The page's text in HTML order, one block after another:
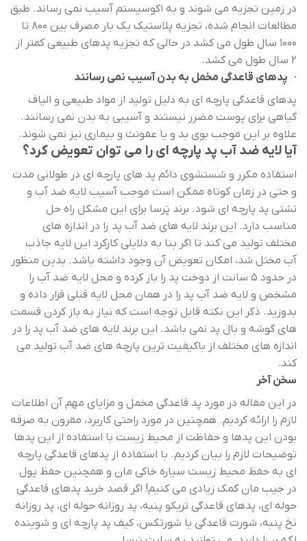
در زمین تجزیه می شوند و به اکوسیستم آسیب نمی رساند. طبق
مطالعات انجام شده، تجزیه پلاستیک یک بار مصرف بین 800 تا
1000 سال طول می کشد در حالی که تجزیه پدهای طبیعی کمتر از
2 سال طول می کشد.
· پدهای قاعدگی مخمل به بدن آسیب نمی رسانند
پدهای قاعدگی پارچه ای به دلیل تولید از مواد طبیعی و الیاف
گیاهی برای پوست مضرر نیستند و آسیبی به بدن نمی رسانند.
علاوه بر این موجب بوی بد و یا عفونت و بیماری نیز نمی شوند.
آیا لایه ضد آب پد پارچه ای را می توان تعویض کرد؟
استفاده مکرر و شستشوی دائم پد های پارچه ای در طولانی مدت
و حتی در زمان کوتاه ممکن است موجب آسیب لایه ضد آب و
نشتی پد پارچه ای شود. برند پَرسا برای این مشکل راه حل
مناسب دارد. این برند لایه های ضد آب پد را در اندازه های
مختلف تولید می کند تا اگر بنا به دلایلی کارکرد این لایه جاذب
آب مختل شد، امکان تعویض آن وجود داشته باشد. بدین منظور
در حدود 5 سانت از دوخت پد را باز کرده و محل لایه ضد آب را
مشخص و لایه ضد آب پد را در همان محل لایه قبلی قرار داده و
بدوزید. ذکر این نکته قابل توجه است که نیاز به باز کردن قسمت
های گوشه و بال پد نمی باشد. این برند لایه های ضد آب پد را در
اندازه های مختلف از باکیفیت ترین پارچه های ضد آب تولید می
کند.
سخن آخر
در این مقاله در مورد پد قاعدگی مخمل و مزایای مهم آن اطلاعات
لازم را ارائه کردیم. همچنین در مورد راحتی کاربرد، مقرون به صرفه
بودن این پدها و حفاظت از محیط زیست با استفاده از این پدها
توضیحات لازم را بیان کردیم. با استفاده از پدهای قاعدگی پارچه
ای به حفظ محیط زیست سیاره خاکی مان و همچنین حفظ پول
در جیب مان کمک زیادی می کنیم! اگر قصد خرید پدهای قاعدگی
حوله ای، پدهای قاعدگی تریکو پنبه، پد روزانه حوله ای، پد روزانه
نخ پنبه، شورت قاعدگی یا شورتکس، کیف پد پارچه ای و شوینده